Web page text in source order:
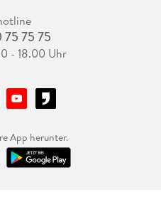
75 75
- 18.00 Uhr
App herunter.